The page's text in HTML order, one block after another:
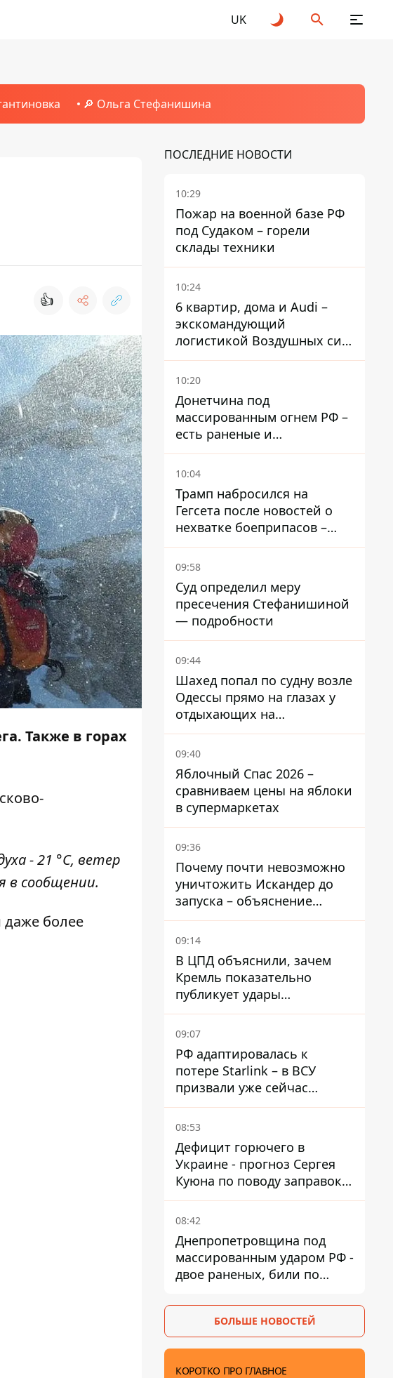
UK
🔎 Ольга Стефанишина
👍
Также в горах
- 21 °С, ветер
в сообщении.
даже более
ПОСЛЕДНИЕ НОВОСТИ
10:29
Пожар на военной базе РФ
под Судаком – горели
склады техники
10:24
6 квартир, дома и Audi –
экскомандующий
логистикой Воздушных сил
ВСУ получил новое
подозрение
10:20
Донетчина под
массированным огнем РФ –
есть раненые и
масштабные разрушения
10:04
Трамп набросился на
Гегсета после новостей о
нехватке боеприпасов –
требовал объяснений
09:58
Суд определил меру
пресечения Стефанишиной
— подробности
09:44
Шахед попал по судну возле
Одессы прямо на глазах у
отдыхающих на
переполненном пляже
09:40
Яблочный Спас 2026 –
сравниваем цены на яблоки
в супермаркетах
09:36
Почему почти невозможно
уничтожить Искандер до
запуска – объяснение
Флеша
09:14
В ЦПД объяснили, зачем
Кремль показательно
публикует удары
баллистики по Киеву
09:07
РФ адаптировалась к
потере Starlink – в ВСУ
призвали уже сейчас
создавать РЭБ против
новой угрозы
08:53
Дефицит горючего в
Украине - прогноз Сергея
Куюна по поводу заправок и
очередей
08:42
Днепропетровщина под
массированным ударом РФ -
двое раненых, били по
Синельниковщине
БОЛЬШЕ НОВОСТЕЙ
КОРОТКО ПРО ГЛАВНОЕ